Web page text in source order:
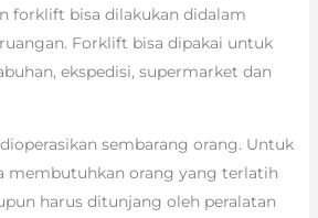
forklift bisa dilakukan didalam
Forklift bisa dipakai untuk
ekspedisi, supermarket dan
sembarang orang. Untuk
membutuhkan orang yang terlatih
harus ditunjang oleh peralatan